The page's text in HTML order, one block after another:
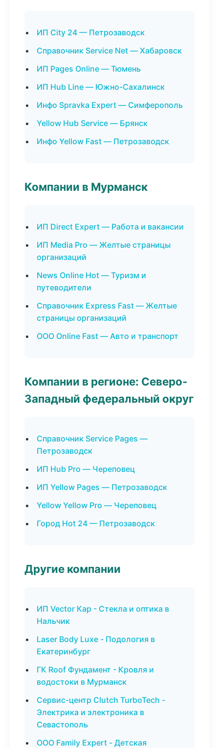
ИП City 24 — Петрозаводск
Справочник Service Net — Хабаровск
ИП Pages Online — Тюмень
ИП Hub Line — Южно-Сахалинск
Инфо Spravka Expert — Симферополь
Yellow Hub Service — Брянск
Инфо Yellow Fast — Петрозаводск
Компании в Мурманск
ИП Direct Expert — Работа и вакансии
ИП Media Pro — Желтые страницы
организаций
News Online Hot — Туризм и
путеводители
Справочник Express Fast — Желтые
страницы организаций
ООО Online Fast — Авто и транспорт
Компании в регионе: Северо-
Западный федеральный округ
Справочник Service Pages —
Петрозаводск
ИП Hub Pro — Череповец
ИП Yellow Pages — Петрозаводск
Yellow Yellow Pro — Череповец
Город Hot 24 — Петрозаводск
Другие компании
ИП Vector Кар - Стекла и оптика в
Нальчик
Laser Body Luxe - Подология в
Екатеринбург
ГК Roof Фундамент - Кровля и
водостоки в Мурманск
Сервис-центр Clutch TurboTech -
Электрика и электроника в
Севастополь
ООО Family Expert - Детская